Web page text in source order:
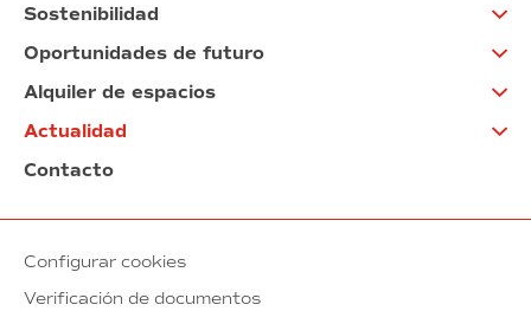
Sostenibilidad
Oportunidades de futuro
Alquiler de espacios
Actualidad
Contacto
Configurar cookies
Verificación de documentos